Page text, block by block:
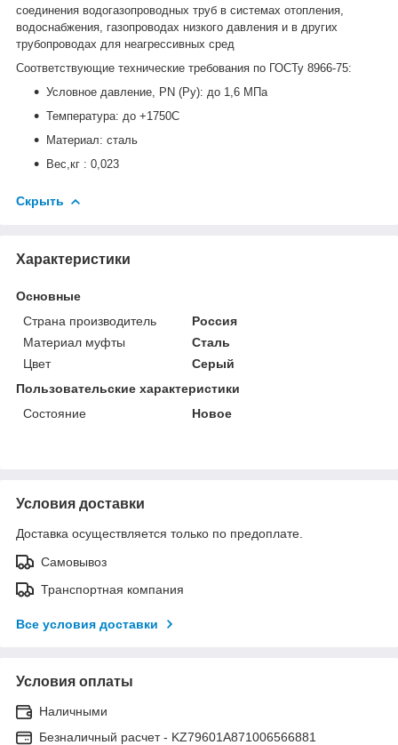
соединения водогазопроводных труб в системах отопления,
водоснабжения, газопроводах низкого давления и в других
трубопроводах для неагрессивных сред
Соответствующие технические требования по ГОСТу 8966-75:
Условное давление, PN (Ру): до 1,6 МПа
Температура: до +1750С
Материал: сталь
Вес,кг : 0,023
Скрыть
Характеристики
Основные
Страна производитель
Россия
Материал муфты
Сталь
Цвет
Серый
Пользовательские характеристики
Состояние
Новое
Условия доставки
Доставка осуществляется только по предоплате.
Самовывоз
Транспортная компания
Все условия доставки
Условия оплаты
Наличными
Безналичный расчет - KZ79601A871006566881